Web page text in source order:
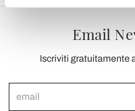
Email
Iscriviti gratuitamente